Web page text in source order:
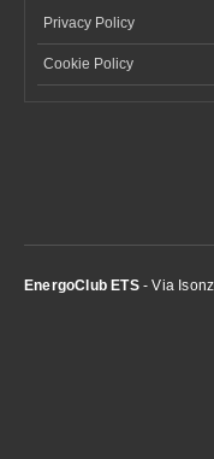
Privacy Policy
Cookie Policy
EnergoClub ETS- Via